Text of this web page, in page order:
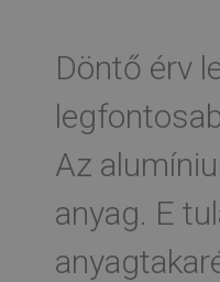
Döntő érv
Az
anyag. E